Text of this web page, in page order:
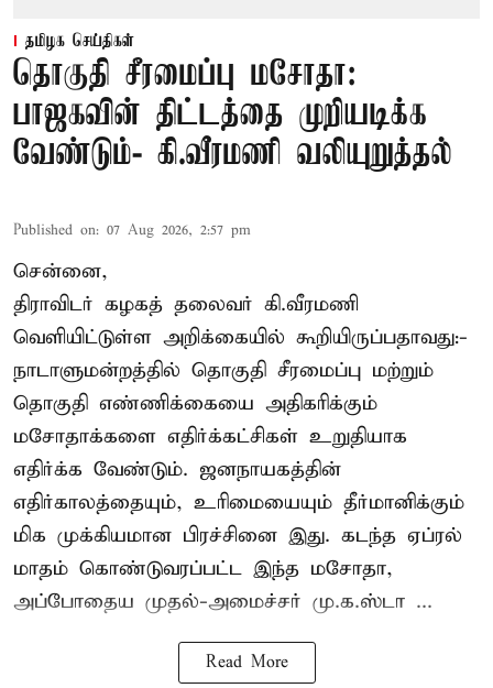
தமிழக செய்திகள்
தொகுதி சீரமைப்பு மசோதா:
பாஜகவின் திட்டத்தை முறியடிக்க
வேண்டும்- கி.வீரமணி வலியுறுத்தல்
Published on: 07 Aug 2026, 2:57 pm
சென்னை,
திராவிடர் கழகத் தலைவர் கி.வீரமணி
வெளியிட்டுள்ள அறிக்கையில் கூறியிருப்பதாவது:-
நாடாளுமன்றத்தில் தொகுதி சீரமைப்பு மற்றும்
தொகுதி எண்ணிக்கையை அதிகரிக்கும்
மசோதாக்களை எதிர்க்கட்சிகள் உறுதியாக
எதிர்க்க வேண்டும். ஜனநாயகத்தின்
எதிர்காலத்தையும், உரிமையையும் தீர்மானிக்கும்
மிக முக்கியமான பிரச்சினை இது. கடந்த ஏப்ரல்
மாதம் கொண்டுவரப்பட்ட இந்த மசோதா,
அப்போதைய முதல்-அமைச்சர் மு.க.ஸ்டா ...
Read More